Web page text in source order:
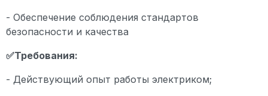
- Обеспечение соблюдения стандартов
безопасности и качества
✅Требования:
- Действующий опыт работы электриком;